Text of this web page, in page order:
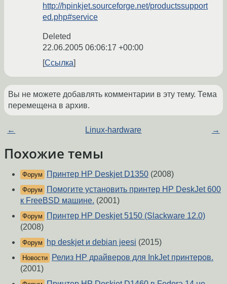
http://hpinkjet.sourceforge.net/productssupport
ed.php#service
Deleted
22.06.2005 06:06:17 +00:00
Ссылка
Вы не можете добавлять комментарии в эту тему. Тема
перемещена в архив.
← Linux-hardware →
Похожие темы
Форум Принтер HP Deskjet D1350 (2008)
Форум
Помогите установить принтер HP DeskJet 600
к FreeBSD машине. (2001)
Форум
Принтер HP Deskjet 5150 (Slackware 12.0)
(2008)
Форум hp deskjet и debian jeesi (2015)
Новости
Релиз HP драйверов для InkJet принтеров.
(2001)